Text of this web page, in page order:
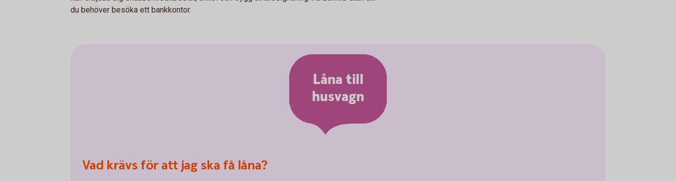
du behöver besöka ett bankkontor.
Vad krävs för att jag ska få låna?
Låna till
husvagn